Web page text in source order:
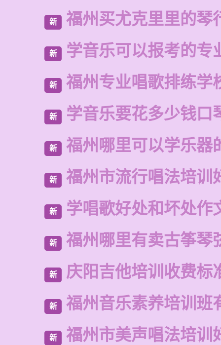
新 福州买尤克里里的琴
新 学音乐可以报考的专
新 福州专业唱歌排练学
新 学音乐要花多少钱口
新 福州哪里可以学乐器
新 福州市流行唱法培训
新 学唱歌好处和坏处作
新 福州哪里有卖古筝琴
新 庆阳吉他培训收费标
新 福州音乐素养培训班
新 福州市美声唱法培训